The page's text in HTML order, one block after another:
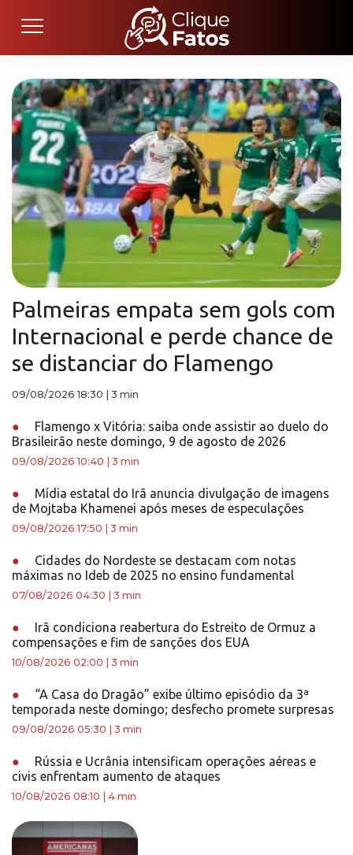
Palmeiras empata sem gols com
Internacional e perde chance de
se distanciar do Flamengo
09/08/2026 18:30 3 min
●
Flamengo x Vitória: saiba onde assistir ao duelo do
Brasileirão neste domingo, 9 de agosto de 2026
09/08/2026 10:40 3 min
●
Mídia estatal do Irã anuncia divulgação de imagens
de Mojtaba Khamenei após meses de especulações
09/08/2026 17:50 3 min
●
Cidades do Nordeste se destacam com notas
máximas no Ideb de 2025 no ensino fundamental
07/08/2026 04:30 3 min
●
Irã condiciona reabertura do Estreito de Ormuz a
compensações e fim de sanções dos EUA
10/08/2026 02:00 3 min
●
“A Casa do Dragão” exibe último episódio da 3ª
temporada neste domingo; desfecho promete surpresas
09/08/2026 05:30 3 min
●
Rússia e Ucrânia intensificam operações aéreas e
civis enfrentam aumento de ataques
10/08/2026 08:10 4 min